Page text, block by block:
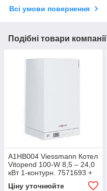
Всі умови повернення
Подібні товари компанії
A1HB004 Viessmann Котел
Vitopend 100-W 8,5 – 24,0
кВт 1-контурн. 7571693 +
Ціну уточнюйте